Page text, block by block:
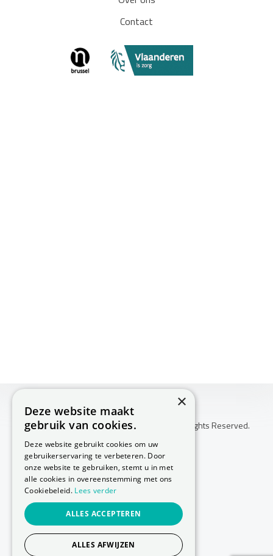
Contact
Copyright © 2026 Huis Voor Gezondheid. All Rights Reserved.
Annuleringsvoorwaarden
-
-
Privacy Policy
-
Cookie Policy
×
Deze website maakt
gebruik van cookies.
Deze website gebruikt cookies om uw
gebruikerservaring te verbeteren. Door
onze website te gebruiken, stemt u in met
alle cookies in overeenstemming met ons
Cookiebeleid. Lees verder
ALLES ACCEPTEREN
ALLES AFWIJZEN